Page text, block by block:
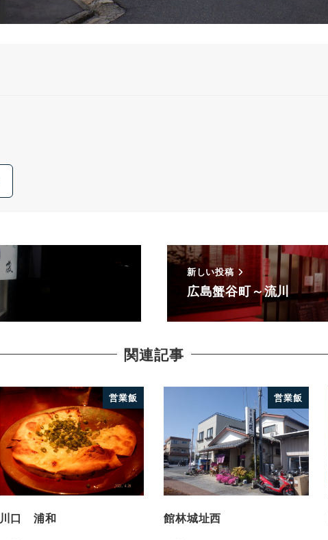
新しい投稿
広島蟹谷町～流川
関連記事
営業飯
川口 浦和
営業飯
館林城址西